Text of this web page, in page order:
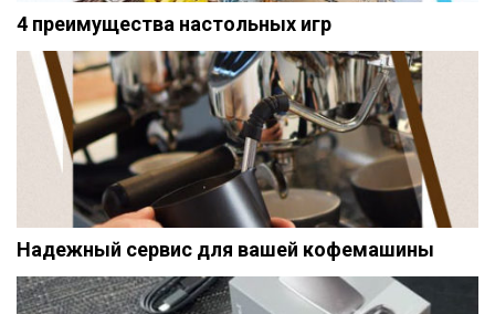
4 преимущества настольных игр
Надежный сервис для вашей кофемашины